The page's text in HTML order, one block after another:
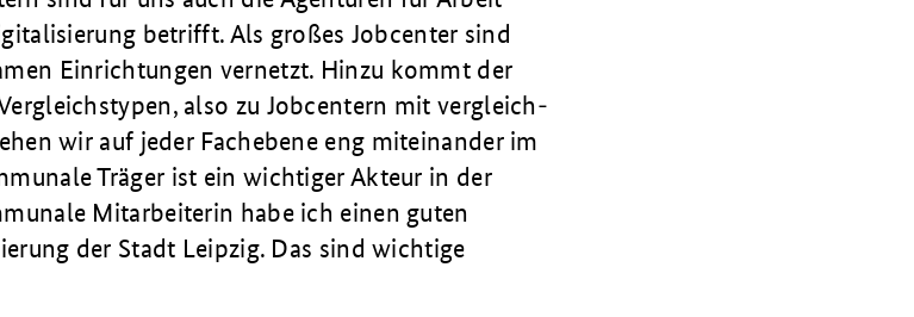
betrifft. Als großes Jobcenter sind
Einrichtungen vernetzt. Hinzu kommt der
also zu Jobcentern mit vergleich­
wir auf jeder Fachebene eng miteinander im
Träger ist ein wichtiger Akteur in der
Mitarbeiterin habe ich einen guten
der Stadt Leipzig. Das sind wichtige